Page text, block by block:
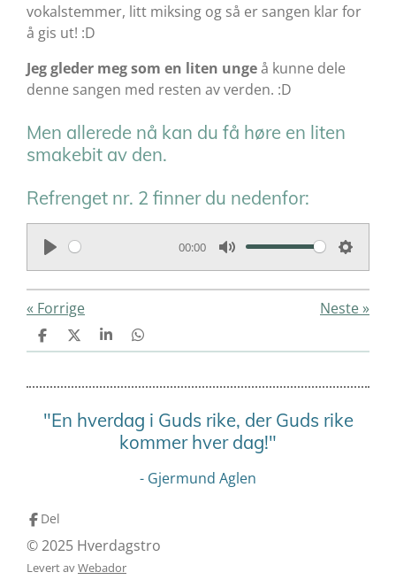
vokalstemmer, litt miksing og så er sangen klar for
å gis ut! :D
Jeg gleder meg som en liten ungeå kunne dele
denne sangen med resten av verden. :D
Men allerede nå kan du få høre en liten
smakebit av den.
Refrenget nr. 2 finner du nedenfor:
P
l
a
00:00
M
u
S
e
t
n
« Forrige Neste»
D
e
D
e
e
D
e
D
e
"En hverdag i Guds rike, der Guds rike
kommer hver dag!"
- Gjermund Aglen
Del
© 2025 Hverdagstro
Levert avWebador